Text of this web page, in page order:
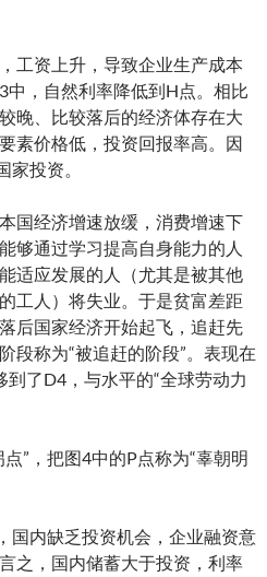
工资上升，导致企业生产成本
中，自然利率降低到H点。相比
晚、比较落后的经济体存在大
素价格低，投资回报率高。因
家投资。
国经济增速放缓，消费增速下
够通过学习提高自身能力的人
适应发展的人（尤其是被其他
工人）将失业。于是贫富差距
后国家经济开始起飞，追赶先
段称为“被追赶的阶段”。表现在
了D4，与水平的“全球劳动力
”，把图4中的P点称为“辜朝明
国内缺乏投资机会，企业融资意
之，国内储蓄大于投资，利率